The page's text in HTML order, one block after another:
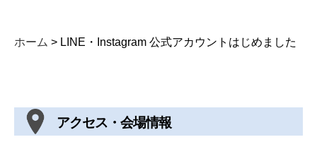
ホーム > LINE・Instagram 公式アカウントはじめました
アクセス・会場情報